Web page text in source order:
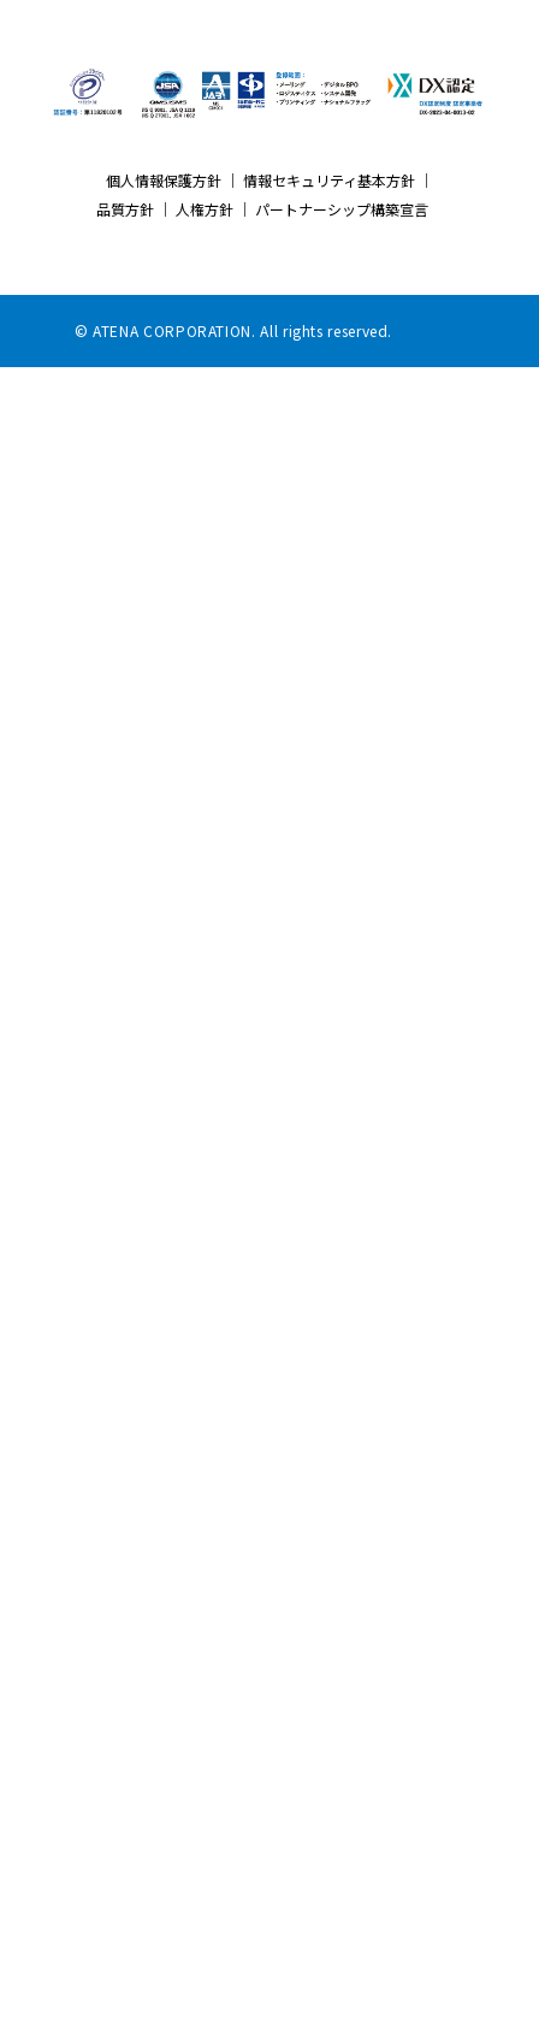
個人情報保護方針 ｜ 情報セキュリティ基本方針 ｜
品質方針 ｜ 人権方針 ｜ パートナーシップ構築宣言
© ATENA CORPORATION. All rights reserved.